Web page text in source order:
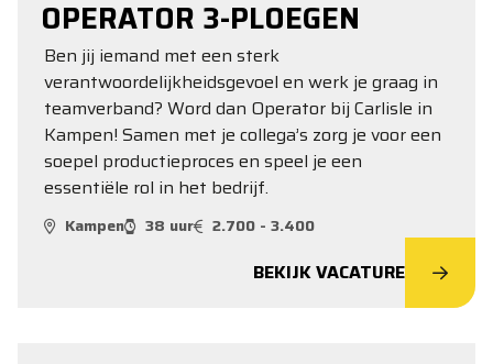
OPERATOR 3-PLOEGEN
Ben jij iemand met een sterk
verantwoordelijkheidsgevoel en werk je graag in
teamverband? Word dan Operator bij Carlisle in
Kampen! Samen met je collega’s zorg je voor een
soepel productieproces en speel je een
essentiële rol in het bedrijf.
Kampen 38 uur 2.700 - 3.400
BEKIJK VACATURE